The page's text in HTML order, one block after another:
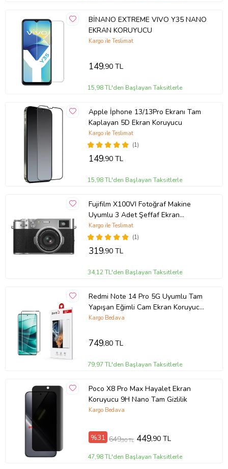
BİNANO EXTREME VIVO Y35 NANO
EKRAN KORUYUCU
Kargo ile Teslimat
149,90 TL
15,98 TL'den Başlayan Taksitlerle
Apple İphone 13/13Pro Ekranı Tam
Kaplayan 5D Ekran Koruyucu
(1)
Kargo ile Teslimat
149,90 TL
15,98 TL'den Başlayan Taksitlerle
Fujifilm X100VI Fotoğraf Makine
Uyumlu 3 Adet Şeffaf Ekran
koruyucu Nano Jelatin
(1)
Kargo ile Teslimat
319,90 TL
34,12 TL'den Başlayan Taksitlerle
Redmi Note 14 Pro 5G Uyumlu Tam
Yapışan Eğimli Cam Ekran Koruyucu
(Siyah)
Kargo Bedava
749,80 TL
79,97 TL'den Başlayan Taksitlerle
Poco X8 Pro Max Hayalet Ekran
Koruyucu 9H Nano Tam Gizlilik
Kargo Bedava
%31 649,90 TL 449,90 TL
47,98 TL'den Başlayan Taksitlerle